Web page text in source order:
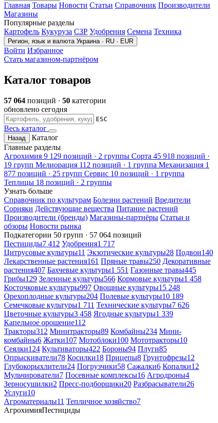
Главная Товары Новости Статьи Справочник Производители
Магазины
Популярные разделы
Картофель Кукуруза СЗР Удобрения Семена Техника
Регион, язык и валюта Украина · RU · EUR
Войти Избранное
Стать магазином-партнёром
Каталог товаров
57 064 позиций · 50 категории
обновлено сегодня
ESC
Весь каталог
Назад
Каталог
Главные разделы
Агрохимия 9 129 позиций · 2 группы Сорта 45 918 позиций ·
19 групп Мелиорация 112 позиций · 1 группа Механизация 1
877 позиций · 25 групп Сервис 10 позиций · 1 группа
Теплицы 18 позиций · 2 группы
Узнать больше
Справочник по культурам Болезни растений Вредители
Сорняки Действующие вещества Питание растений
Производители (бренды) Магазины-партнёры Статьи и
обзоры Новости рынка
Подкатегории 50 групп · 57 064 позиций
Пестициды7 412 Удобрения1 717
Цитрусовые культуры11 Экзотические культуры28 Подвои140
Лекарственные растения161 Пряные травы250 Декоративные
растения407 Бахчевые культуры1 551 Газонные травы445
Грибы129 Зеленные культуры566 Кормовые культуры1 458
Косточковые культуры997 Овощные культуры15 248
Орехоплодные культуры204 Полевые культуры10 189
Семечковые культуры1 711 Технические культуры7 626
Цветочные культуры3 458 Ягодные культуры1 339
Капельное орошение112
Тракторы312 Минитракторы89 Комбайны234 Мини-
комбайны6 Жатки107 Мотоблоки100 Мототракторы10
Сеялки124 Культиваторы422 Бороны94 Плуги85
Опрыскиватели78 Косилки18 Прицепы8 Грунтофрезы12
Глубокорыхлители24 Погрузчики58 Сажалки6 Копалки12
Мульчирователи7 Посевные комплексы16 Агродроны4
Зерносушилки2 Пресс-подборщики20 Разбрасыватели26
Услуги10
Агроматериалы11 Тепличное хозяйство7
АгрохимияПестициды